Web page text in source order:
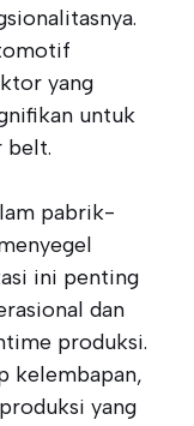
yang
untuk
belt.
pabrik-
ini penting
dan
produksi.
kelembapan,
yang